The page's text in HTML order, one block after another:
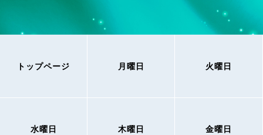
トップページ 月曜日 火曜日
水曜日 木曜日 金曜日